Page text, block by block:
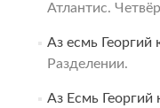
Атлантис.
Аз есмь Георгий
Разделении.
Аз Есмь Георгий